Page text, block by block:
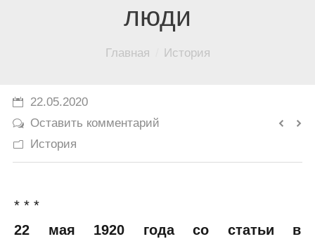
Юмор
люди
Главная История
22.05.2020
Оставить комментарий
История
* * *
22 мая 1920 года со статьи в